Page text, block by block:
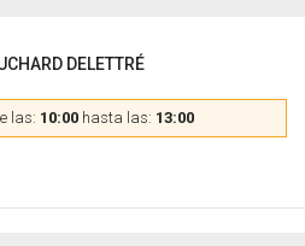
DELETTRÉ
las: 10:00 hasta las: 13:00